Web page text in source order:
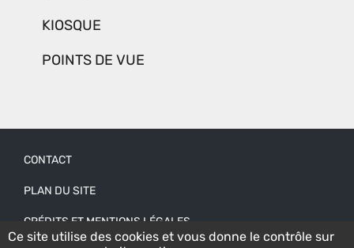
Ce site utilise des cookies et vous donne le contrôle sur
KIOSQUE
POINTS DE VUE
Pied
de
CONTACT
PLAN DU SITE
CRÉDITS ET MENTIONS LÉGALES